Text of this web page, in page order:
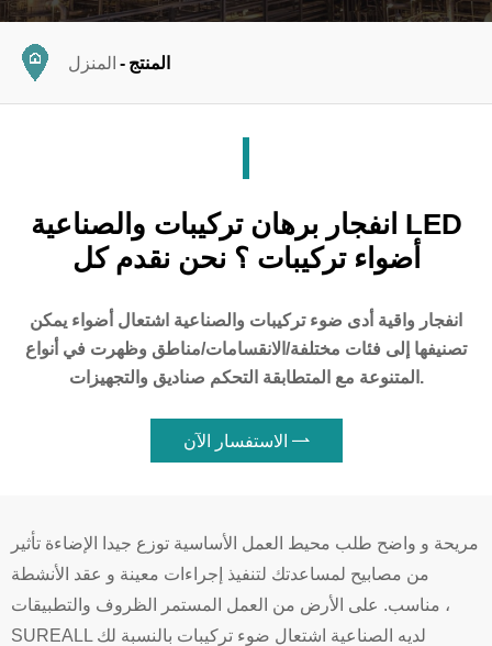
المنزل المنتج
انفجار برهان تركيبات والصناعية LED
أضواء تركيبات ؟ نحن نقدم كل
انفجار واقية أدى ضوء تركيبات والصناعية اشتعال أضواء يمكن
تصنيفها إلى فئات مختلفة/الانقسامات/مناطق وظهرت في أنواع
المتنوعة مع المتطابقة التحكم صناديق والتجهيزات.
الاستفسار الآن 
مريحة و واضح طلب محيط العمل الأساسية توزع جيدا الإضاءة تأثير
من مصابيح لمساعدتك لتنفيذ إجراءات معينة و عقد الأنشطة
مناسب. على الأرض من العمل المستمر الظروف والتطبيقات ،
SUREALL لديه الصناعية اشتعال ضوء تركيبات بالنسبة لك